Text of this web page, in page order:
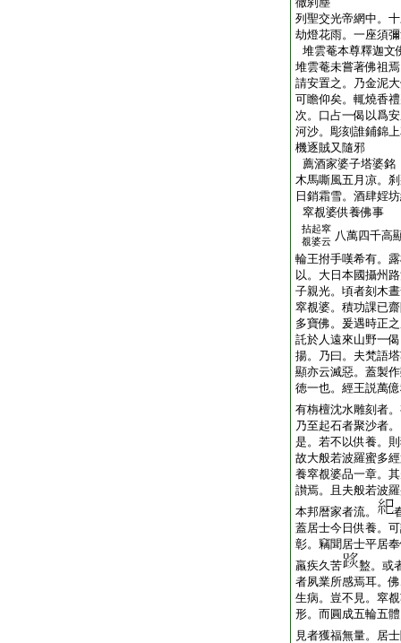
列聖交光帝網中。
劫燈花雨。一座須
堆雲菴本尊釋迦文
堆雲菴未嘗著佛祖
請安置之。乃金泥
可瞻仰矣。輒燒香
次。口占一偈以爲
河沙。彫刻誰鋪錦
機逐賊又隨邪
薦酒家婆子塔婆銘
木馬嘶風五月凉。
日銷霜雪。酒肆婬
窣覩婆供養佛事
拈起窣
覩婆云 八萬四千高
輪王拊手嘆希有。
以。大日本國攝州
子親光。頃者刻木
窣覩婆。積功課已
多寶佛。爰遇時正
託於人遠來山野一
揚。乃曰。夫梵語
顯亦云滅惡。蓋製
徳一也。經王説萬
有栴檀沈水雕刻者
乃至起石者聚沙者
是。若不以供養。
故大般若波羅蜜多
養窣覩婆品一章。
讃焉。且夫般若波
本邦暦家者流。
蓋居士今日供養。
彰。竊聞居士平居
羸疾久苦
盭。或
者夙業所感焉耳。
生病。豈不見。窣
形。而圓成五輪五
見者獲福無量。居